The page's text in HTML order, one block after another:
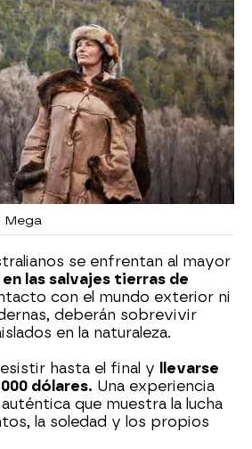
Mega
se enfrentan al mayor
en las salvajes tierras de
con el mundo exterior ni
deberán sobrevivir
en la naturaleza.
hasta el final y
llevarse
dólares. Una experiencia
que muestra la lucha
la soledad y los propios